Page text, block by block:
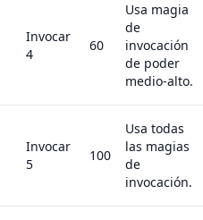
Invocar
4
60
Usa magia
de
invocación
de poder
medio-alto.
Invocar
5
100
Usa todas
las magias
de
invocación.